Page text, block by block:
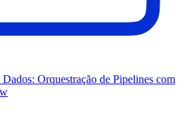
Orquestração de Pipelines com